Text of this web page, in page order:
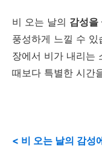
비 오는 날의 감성을
풍성하게 느낄 수
장에서 비가 내리는
때보다 특별한 시간
< 비 오는 날의 감성